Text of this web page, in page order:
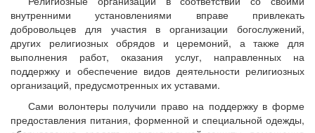
внутренними установлениями вправе привлекать
добровольцев для участия в организации богослужений,
других религиозных обрядов и церемоний, а также для
выполнения работ, оказания услуг, направленных на
поддержку и обеспечение видов деятельности религиозных
организаций, предусмотренных их уставами.
Сами волонтеры получили право на поддержку в форме
предоставления питания, форменной и специальной одежды,